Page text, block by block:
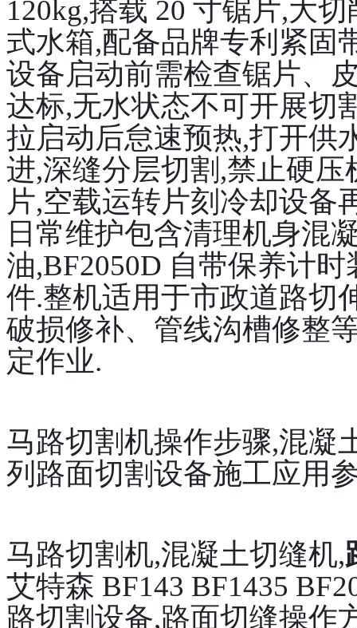
120kg,搭载 20 寸锯片,大
式水箱,配备品牌专利紧固
设备启动前需检查锯片、
达标,无水状态不可开展切
拉启动后怠速预热,打开供
进,深缝分层切割,禁止硬
片,空载运转片刻冷却设备
日常维护包含清理机身混
油,BF2050D 自带保养计
件.整机适用于市政道路切
破损修补、管线沟槽修整
定作业.
马路切割机操作步骤,混凝
列路面切割设备施工应用
马路切割机,混凝土切缝机,
艾特森 BF143 BF1435
路切割设备,路面切缝操作